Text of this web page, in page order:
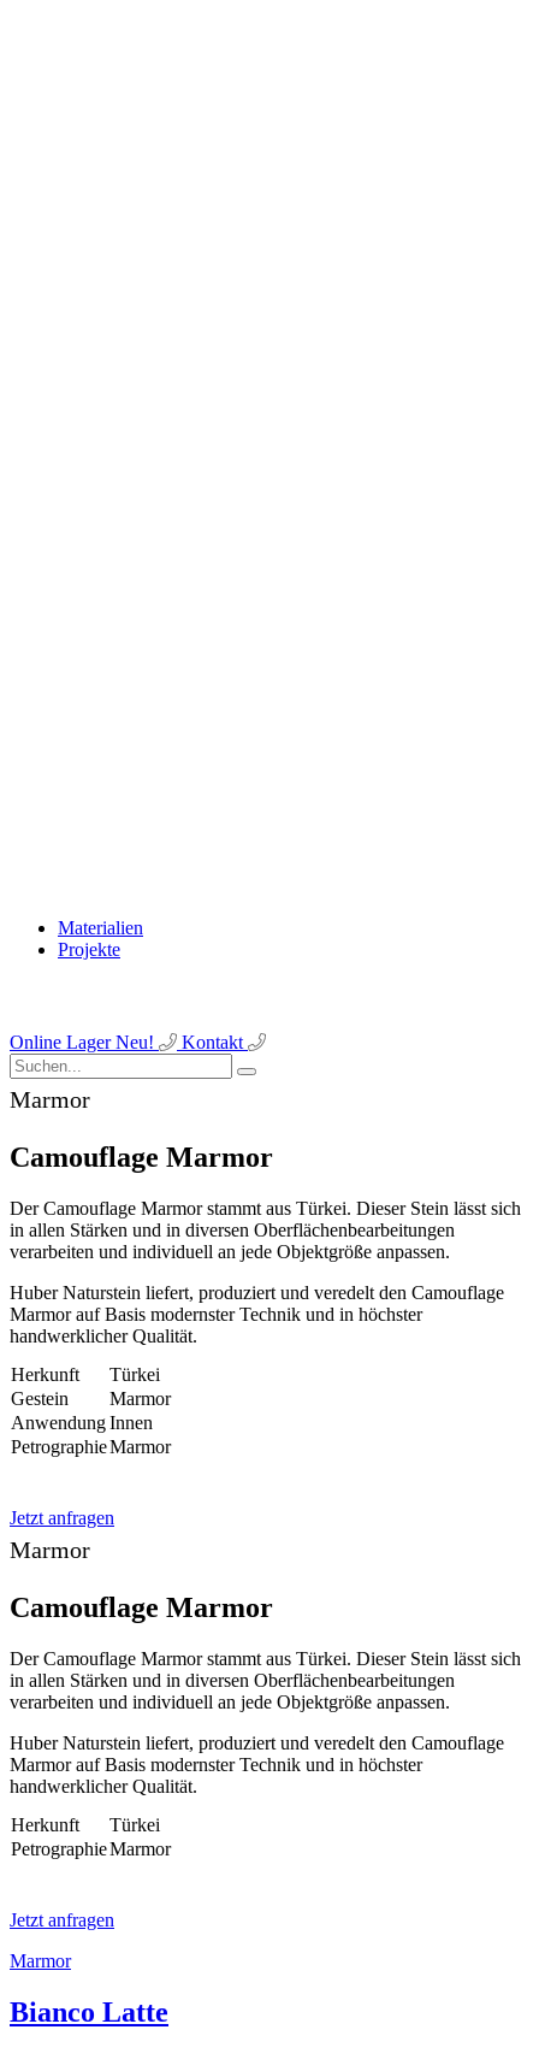
Materialien
Projekte
Online LagerNeu! Kontakt
Marmor
Camouflage Marmor
Der Camouflage Marmor stammt aus Türkei. Dieser Stein lässt sich
in allen Stärken und in diversen Oberflächenbearbeitungen
verarbeiten und individuell an jede Objektgröße anpassen.
Huber Naturstein liefert, produziert und veredelt den Camouflage
Marmor auf Basis modernster Technik und in höchster
handwerklicher Qualität.
Herkunft
Türkei
Gestein
Marmor
AnwendungInnen
PetrographieMarmor
Jetzt anfragen
Marmor
Camouflage Marmor
Der Camouflage Marmor stammt aus Türkei. Dieser Stein lässt sich
in allen Stärken und in diversen Oberflächenbearbeitungen
verarbeiten und individuell an jede Objektgröße anpassen.
Huber Naturstein liefert, produziert und veredelt den Camouflage
Marmor auf Basis modernster Technik und in höchster
handwerklicher Qualität.
Herkunft
Türkei
PetrographieMarmor
Jetzt anfragen
Marmor
Bianco Latte